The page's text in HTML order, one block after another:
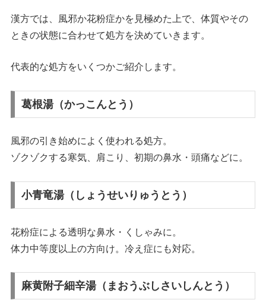
漢方では、風邪か花粉症かを見極めた上で、体質やその
ときの状態に合わせて処方を決めていきます。
代表的な処方をいくつかご紹介します。
葛根湯（かっこんとう）
風邪の引き始めによく使われる処方。
ゾクゾクする寒気、肩こり、初期の鼻水・頭痛などに。
小青竜湯（しょうせいりゅうとう）
花粉症による透明な鼻水・くしゃみに。
体力中等度以上の方向け。冷え症にも対応。
麻黄附子細辛湯（まおうぶしさいしんとう）